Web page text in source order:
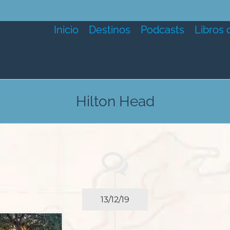
Inicio Destinos Podcasts Libros
Hilton Head
13/12/19